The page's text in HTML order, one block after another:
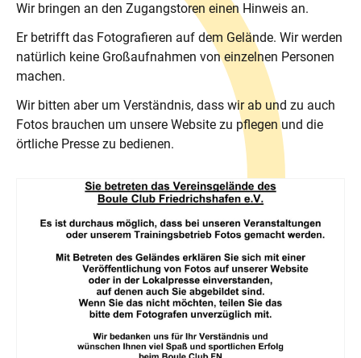
Wir bringen an den Zugangstoren einen Hinweis an.
Er betrifft das Fotografieren auf dem Gelände. Wir werden
natürlich keine Großaufnahmen von einzelnen Personen
machen.
Wir bitten aber um Verständnis, dass wir ab und zu auch
Fotos brauchen um unsere Website zu pflegen und die
örtliche Presse zu bedienen.